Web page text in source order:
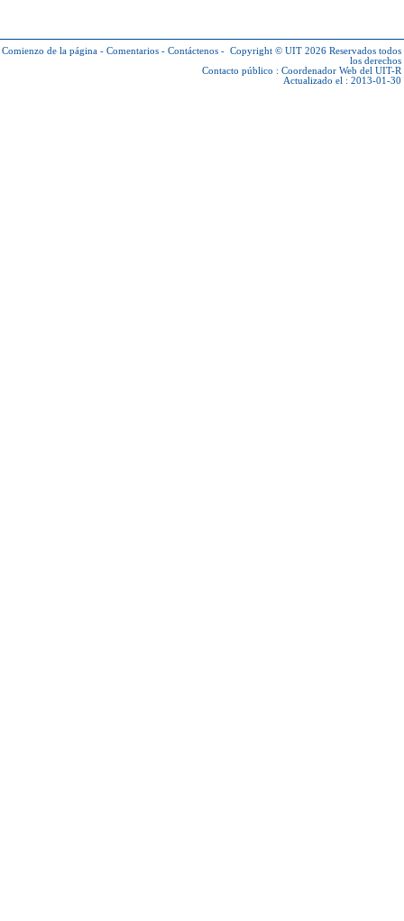
Comienzo de la página - Comentarios - Contáctenos - Copyright © UIT 2026 Reservados todos
los derechos
Contacto público : Coordenador Web del UIT-R
Actualizado el : 2013-01-30